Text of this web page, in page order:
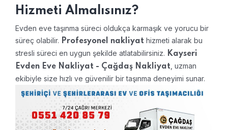
Hizmeti Almalısınız?
Evden eve taşınma süreci oldukça karmaşık ve yorucu bir
süreç olabilir. Profesyonel nakliyat hizmeti alarak bu
stresli süreci en uygun şekilde atlatabilirsiniz. Kayseri
Evden Eve Nakliyat - Çağdaş Nakliyat , uzman
ekibiyle size hızlı ve güvenilir bir taşınma deneyimi sunar.